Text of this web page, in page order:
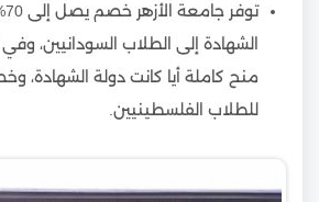
الشهادة إلى الطلاب السودانيين،
للطلاب الفلسطينيين.